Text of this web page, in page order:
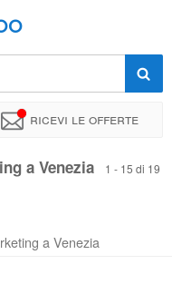
Ricevi le offerte
a Venezia
1 - 15 di 19
a Venezia